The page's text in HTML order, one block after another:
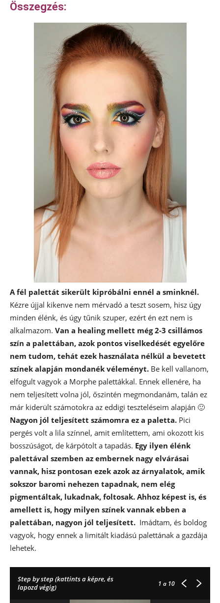
Összegzés:
A fél palettát sikerült kipróbálni ennél a sminknél.
Kézre újjal kikenve nem mérvadó a teszt sosem, hisz úgy
minden élénk, és úgy tűnik szuper, ezért én ezt nem is
alkalmazom. Van a healing mellett még 2-3 csillámos
szín a palettában, azok pontos viselkedését egyelőre
nem tudom, tehát ezek használata nélkül a bevetett
színek alapján mondanék véleményt. Be kell vallanom,
elfogult vagyok a Morphe palettákkal. Ennek ellenére, ha
nem teljesített volna jól, őszintén megmondanám, talán ez
már kiderült számotokra az eddigi teszteléseim alapján 🙂
Nagyon jól teljesített számomra ez a paletta. Pici
pergés volt a lila színnel, amit említettem, ami okozott kis
bosszúságot, de kárpótolt a tapadás. Egy ilyen élénk
palettával szemben az embernek nagy elvárásai
vannak, hisz pontosan ezek azok az árnyalatok, amik
sokszor baromi nehezen tapadnak, nem elég
pigmentáltak, lukadnak, foltosak. Ahhoz képest is, és
amellett is, hogy milyen színek vannak ebben a
palettában, nagyon jól teljesített. Imádtam, és boldog
vagyok, hogy ennek a limitált kiadású palettának a gazdája
lehetek.
Step by step (kattints a képre, és
lapozd végig)
1 a 10